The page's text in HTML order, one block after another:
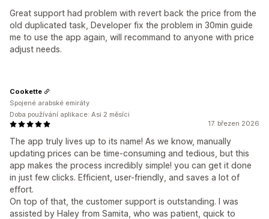
Great support had problem with revert back the price from the
old duplicated task, Developer fix the problem in 30min guide
me to use the app again, will recommand to anyone with price
adjust needs.
17. březen 2026
The app truly lives up to its name! As we know, manually
updating prices can be time-consuming and tedious, but this
app makes the process incredibly simple! you can get it done
in just few clicks. Efficient, user-friendly, and saves a lot of
effort.
On top of that, the customer support is outstanding. I was
assisted by Haley from Samita, who was patient, quick to
Cookette
Spojené arabské emiráty
Doba používání aplikace: Asi 2 měsíci